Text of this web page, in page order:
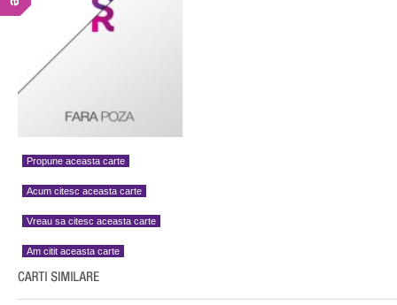
Propune aceasta carte
Acum citesc aceasta carte
Vreau sa citesc aceasta carte
Am citit aceasta carte